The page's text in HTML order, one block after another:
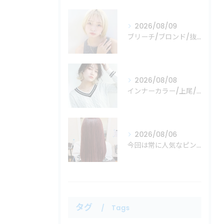
2026/08/09
ブリーチ/ブロンド/抜きっぱなし/上尾/上尾市/美容室
2026/08/08
インナーカラー/上尾/上尾市/美容室/Mare
2026/08/06
今回は常に人気なピンクカラーの紹介！
タグ Tags